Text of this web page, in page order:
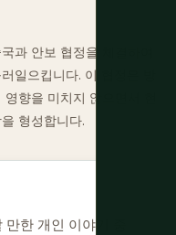
과 안보 협정을 체결하여
일으킵니다. 이 협정은 방
향을 미치지 않으면서 현
형성합니다.
한 개인 이야기 중